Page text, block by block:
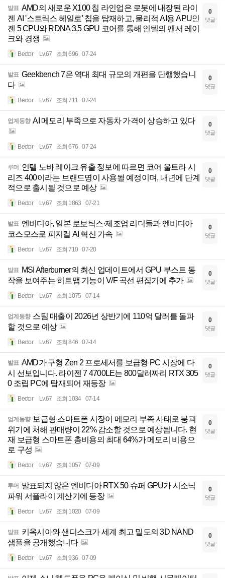
발표 AMD의 새로운 X100 칩 라인업은 로봇에 내장된 라이
젠 AI '스트릭스 헤일로' 칩을 탑재하고, 물리적 AI용 APU인
젠 5 CPU와 RDNA 3.5 GPU 코어를 통해 인텔의 팬서 레이
크와 경쟁
Bector Lv.67 조회 696 07-24
0
댓글
발표 Geekbench 7은 역대 최대 규모의 개편을 단행했습니
다
Bector Lv.67 조회 711 07-24
0
댓글
업계동향 AI 메모리 부족으로 자동차 가격이 상승하고 있다
Bector Lv.67 조회 676 07-24
0
댓글
루머 인텔 노바 레이크 유출 정보에 따르면 코어 울트라 시
리즈 400이라는 브랜드명이 사용될 예정이며, 내년에 단계
적으로 출시될 것으로 예상
Bector Lv.67 조회 1863 07-21
0
댓글
발표 엔비디아, 일본 로보틱스·제조업 리더들과 엔비디아
코스모스로 피지컬 AI 혁신 가속
Bector Lv.67 조회 710 07-20
0
댓글
발표 MSI Afterburner의 최신 업데이트에서 GPU 부스트 동
작을 보여주는 히트맵 기능이 V/F 곡선 편집기에 추가
Bector Lv.67 조회 1075 07-14
0
댓글
업계동향 스팀 매출이 2026년 상반기에 110억 달러를 돌파
할 것으로 예상
Bector Lv.67 조회 846 07-14
0
댓글
발표 AMD가 구형 Zen 2 프로세서를 보급형 PC 시장에 다
시 선보입니다. 라이젠 7 4700LE는 800달러짜리 RTX 305
0 조립 PC에 탑재되어 재등장
Bector Lv.67 조회 1034 07-14
0
댓글
업계동향 보급형 스마트폰 시장이 메모리 부족 사태로 붕괴
위기에 처해 판매량이 22% 감소할 것으로 예상됩니다. 현
재 보급형 스마트폰 총비용의 최대 64%가 메모리 비용으
로 구성
Bector Lv.67 조회 1057 07-09
0
댓글
루머 발표되지 않은 엔비디아 RTX 50 슈퍼 GPU가 시소닉
파워 서플라이 계산기에 등장
Bector Lv.67 조회 1020 07-09
0
댓글
발표 키옥시아와 샌디스크가 세계 최고 밀도의 3D NAND
샘플을 공개했습니다
Bector Lv.67 조회 936 07-09
0
댓글